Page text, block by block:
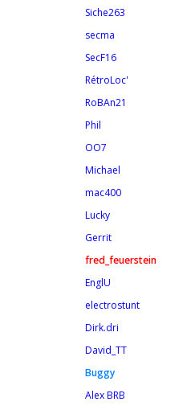
Siche263
secma
SecF16
RétroLoc'
RoBAn21
Phil
OO7
Michael
mac400
Lucky
Gerrit
fred_feuerstein
EnglU
electrostunt
Dirk.dri
David_TT
Buggy
Alex BRB